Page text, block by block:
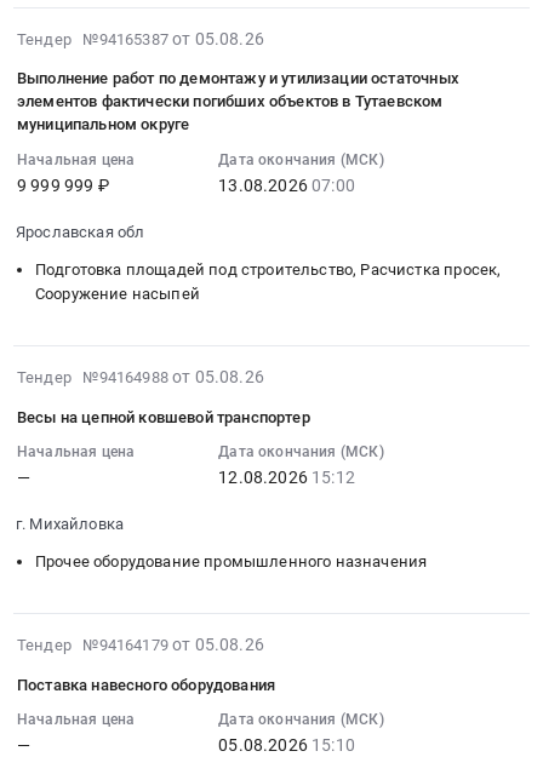
.736
Тендер №94165387от 05.08.26
Выполнение работ по демонтажу и утилизации остаточных
элементов фактически погибших объектов в Тутаевском
муниципальном округе
Ярославская обл
Начальная цена
9 999 999 ₽
Дата окончания (МСК)
13.08.202607:00
Подготовка площадей под строительство, Расчистка просек,
Сооружение насыпей
Тендер №94164988от 05.08.26
Весы на цепной ковшевой транспортер
г. Михайловка
Начальная цена
—
Дата окончания (МСК)
12.08.2026 15:12
Прочее оборудование промышленного назначения
Тендер №94164179от 05.08.26
Поставка навесного оборудования
Начальная цена
—
Дата окончания (МСК)
05.08.2026 15:10